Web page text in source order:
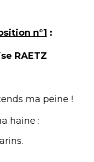
n°1 :
RAETZ
ma peine !
haine :